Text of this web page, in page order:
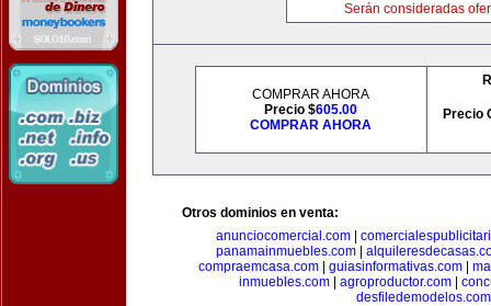
Serán consideradas
COMPRAR AHORA
Precio $605.00
COMPRAR AHORA
Precio
Otros dominios en venta:
anunciocomercial.com
panamainmuebles.com|
compraemcasa.com
guiasinformativas.com
inmuebles.com
agroproductor.com
desfiledemodelos.com